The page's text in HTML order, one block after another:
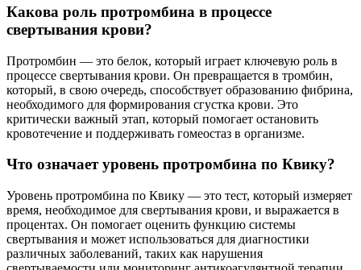
Какова роль протромбина в процессе
свертывания крови?
Протромбин — это белок, который играет ключевую роль в
процессе свертывания крови. Он превращается в тромбин,
который, в свою очередь, способствует образованию фибрина,
необходимого для формирования сгустка крови. Это
критически важный этап, который помогает остановить
кровотечение и поддерживать гомеостаз в организме.
Что означает уровень протромбина по Квику?
Уровень протромбина по Квику — это тест, который измеряет
время, необходимое для свертывания крови, и выражается в
процентах. Он помогает оценить функцию системы
свертывания и может использоваться для диагностики
различных заболеваний, таких как нарушения